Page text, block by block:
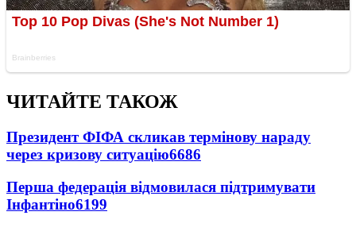
ЧИТАЙТЕ ТАКОЖ
Президент ФІФА скликав термінову нараду
через кризову ситуацію6686
Перша федерація відмовилася підтримувати
Інфантіно6199